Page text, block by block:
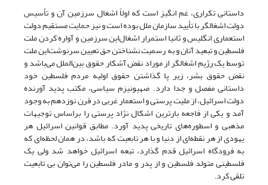
داستانی تکراری، غم انگیز است که اولاً اشغال سرزمین آن و تأسیس
دولت اشغالگر با تأیید سازمان ملل بوده است و نیز حمایت مستقیم دولت
استعماری انگلیس و ثانیا استمرار اشغال‌این سرزمین و آواره کردن ملت
فلسطین و تبعید آنان و به رسمیت نشناختن حق تعیین سرنوشت‌این ملت
توسط یک رژیم اشغالگر از موراد نقض آشکار حقوق بین‌الملل می‌باشد و
نقض حقوق بشر، زیر پا گذاشتن حقوق اولیه مردم فلسطین خود
داستانی مفصل و جدا دارد. صهیونیزم سیاسی، مکتب پدید آورنده
دولت اسرائیل، از ملیت پرستی و استعمار غربی در قرن نوزدهم به وجود
آمد و یکی از فاجعه بارترین اشکال نژاد پرستی را براساس توجیهات
مذهبی و اسطوره‌های تاریخی پدید آورد. مطابق قوانین اسرائیل هر
یهودی از هر نقطه‌ای از دنیا و با هر تابعیت که باشد، در همان لحظه‌ای که
به فرودگاه اسرائیل قدم گذارد، تبعه اسرائیل خواهد شد ولی یک
فلسطینی متولد فلسطین و از پدر و مادر فلسطین را می‌توان بی تابعیت
تلقی کرد.